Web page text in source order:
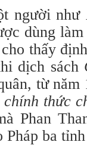
người
dùng
cho thấy
dịch sách
từ năm
chính thức
Phan
ba